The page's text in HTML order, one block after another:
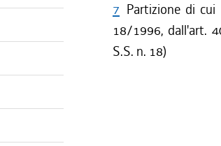
7 Partizione di
18/1996, dall'art.
S.S. n. 18)